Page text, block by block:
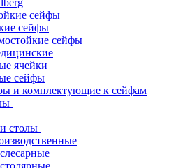
сейфы
сейфы
сейфы
ячейки
сейфы
и комплектующие к сейфам
столы